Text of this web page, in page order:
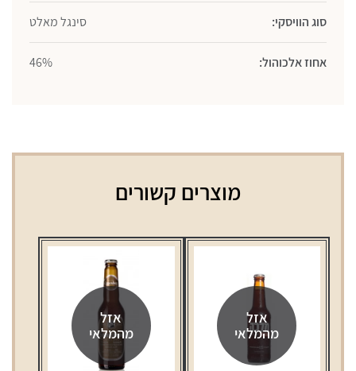
סוג הוויסקי: סינגל מאלט
אחוז אלכוהול: 46%
מוצרים קשורים
אזל
מהמלאי
אזל
מהמלאי